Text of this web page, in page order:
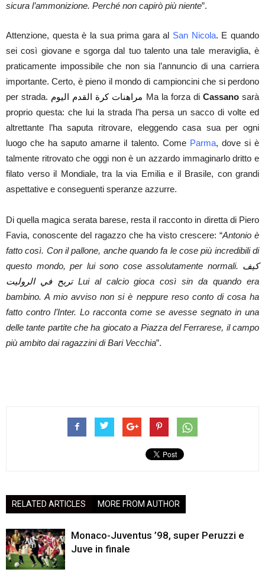
sicura l’ammonizione. Perché non capirò più niente”.
Attenzione, questa è la sua prima gara al San Nicola. E quando
sei così giovane e sgorga dal tuo talento una tale meraviglia, è
praticamente impossibile che non sia l’annuncio di una carriera
importante. Certo, è pieno il mondo di campioncini che si perdono
per strada. مراهنات كرة القدم اليوم Ma la forza di Cassanosarà
proprio questa: che lui la strada l’ha persa un sacco di volte ed
altrettante l’ha saputa ritrovare, eleggendo casa sua per ogni
luogo che ha saputo amarne il talento. Come Parma, dove si è
talmente ritrovato che oggi non è un azzardo immaginarlo dritto e
filato verso il Mondiale, tra la via Emilia e il Brasile, con grandi
aspettative e conseguenti speranze azzurre.
Di quella magica serata barese, resta il racconto in diretta di Piero
Favia, conoscente del ragazzo che ha visto crescere: “Antonio è
fatto così. Con il pallone, anche quando fa le cose più incredibili di
questo mondo, per lui sono cose assolutamente normali. كيف
تربح في الروليتLui al calcio gioca così sin da quando era
bambino. A mio avviso non si è neppure reso conto di cosa ha
fatto contro l’Inter. Lo racconta come se avesse segnato in una
delle tante partite che ha giocato a Piazza del Ferrarese, il campo
più ambito dai ragazzini di Bari Vecchia”.
RELATED ARTICLES MORE FROM AUTHOR
Monaco-Juventus ’98, super Peruzzi e
Juve in finale